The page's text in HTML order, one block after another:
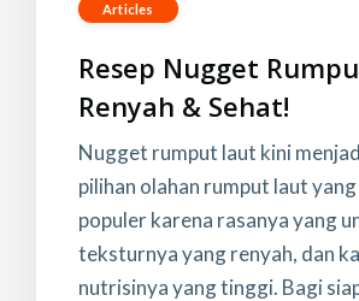
Articles
Resep Nugget
Renyah & Sehat!
Nugget rumput laut kini
pilihan olahan rumput laut
populer karena rasanya yang
teksturnya yang renyah, dan
nutrisinya yang tinggi. Bagi